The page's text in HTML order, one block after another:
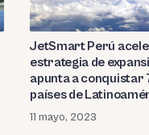
JetSmart Perú
estrategia de
apunta a conquistar
países de
11 mayo, 2023